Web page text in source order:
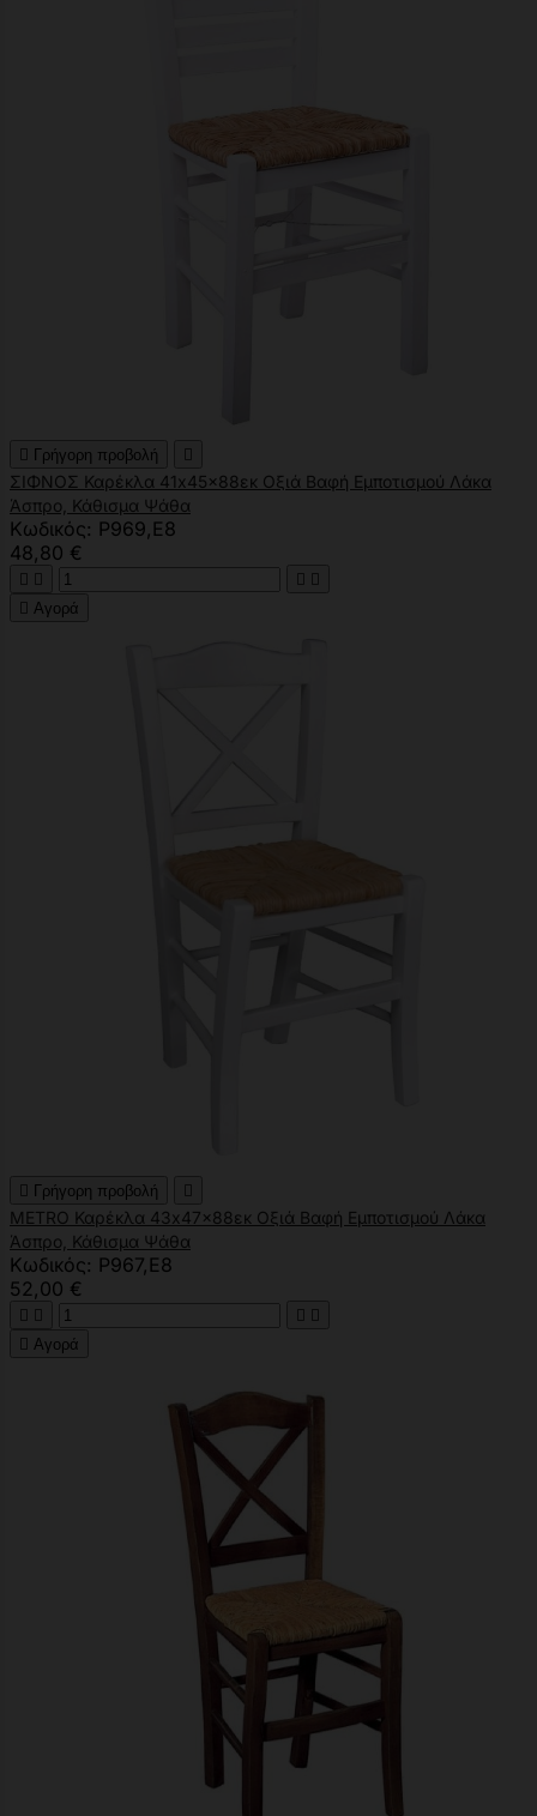
 Γρήγορη προβολή 
ΣΙΦΝΟΣ Καρέκλα 41x45x88εκ Οξιά Βαφή Εμποτισμού Λάκα
Άσπρο, Κάθισμα Ψάθα
Κωδικός: Ρ969,Ε8
48,80 €
   
 Αγορά
 Γρήγορη προβολή 
METRO Καρέκλα 43x47x88εκ Οξιά Βαφή Εμποτισμού Λάκα
Άσπρο, Κάθισμα Ψάθα
Κωδικός: Ρ967,Ε8
52,00 €
   
 Αγορά